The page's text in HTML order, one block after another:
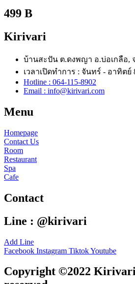
499 B
Kirivari
บ้านสะปัน ต.ดงพญา อ.บ่อเกลือ,
เวลาเปิดทำการ : จันทร์ - อาทิตย์
Hotline : 064-115-8902
Email : info@kirivari.com
Menu
Homepage
Contact Us
Room
Restaurant
Spa
Cafe
Contact
Line : @kirivari
Add Line
Facebook Instagram TiktokYoutube
Copyright ©2022